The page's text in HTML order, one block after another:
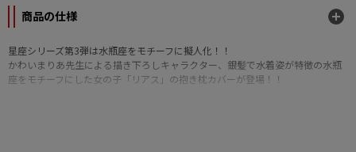
商品の仕様
星座シリーズ第3弾は水瓶座をモチーフに擬人化！！
かわいまりあ先生による描き下ろしキャラクター、銀髪で水着姿が特徴の水瓶
座をモチーフにした女の子「リアス」の抱き枕カバーが登場！！